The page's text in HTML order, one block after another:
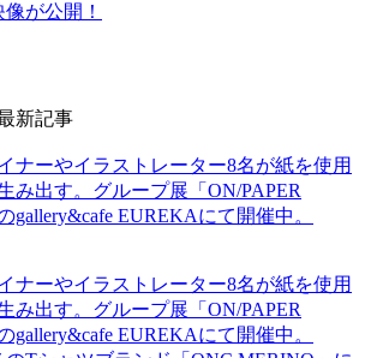
が公開！
新記事
ナーやイラストレーター8名が紙を使用
み出す。グループ展「ON/PAPER
gallery&cafe EUREKAにて開催中。
ナーやイラストレーター8名が紙を使用
み出す。グループ展「ON/PAPER
gallery&cafe EUREKAにて開催中。